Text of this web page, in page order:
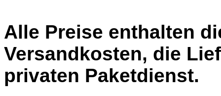
Alle Preise enthalten
Versandkosten, die
privaten Paketdienst.